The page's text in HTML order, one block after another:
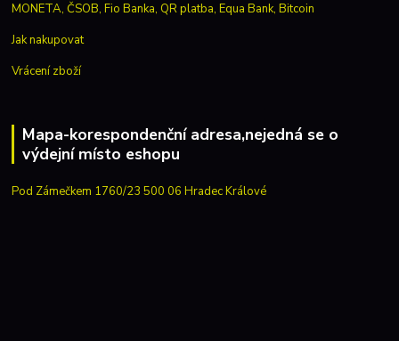
Jak nakupovat
Vrácení zboží
Mapa-korespondenční adresa,nejedná se o
výdejní místo eshopu
Pod Zámečkem 1760/23 500 06 Hradec Králové